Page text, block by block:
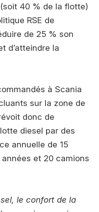
40 % de la flotte)
RSE de
de 25 % son
d’atteindre la
à Scania
sur la zone de
donc de
diesel par des
annuelle de 15
et 20 camions
le confort de la